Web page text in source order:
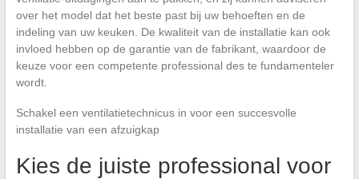
over het model dat het beste past bij uw behoeften en de
indeling van uw keuken. De kwaliteit van de installatie kan ook
invloed hebben op de garantie van de fabrikant, waardoor de
keuze voor een competente professional des te fundamenteler
wordt.
Schakel een ventilatietechnicus in voor een succesvolle
installatie van een afzuigkap
Kies de juiste professional voor